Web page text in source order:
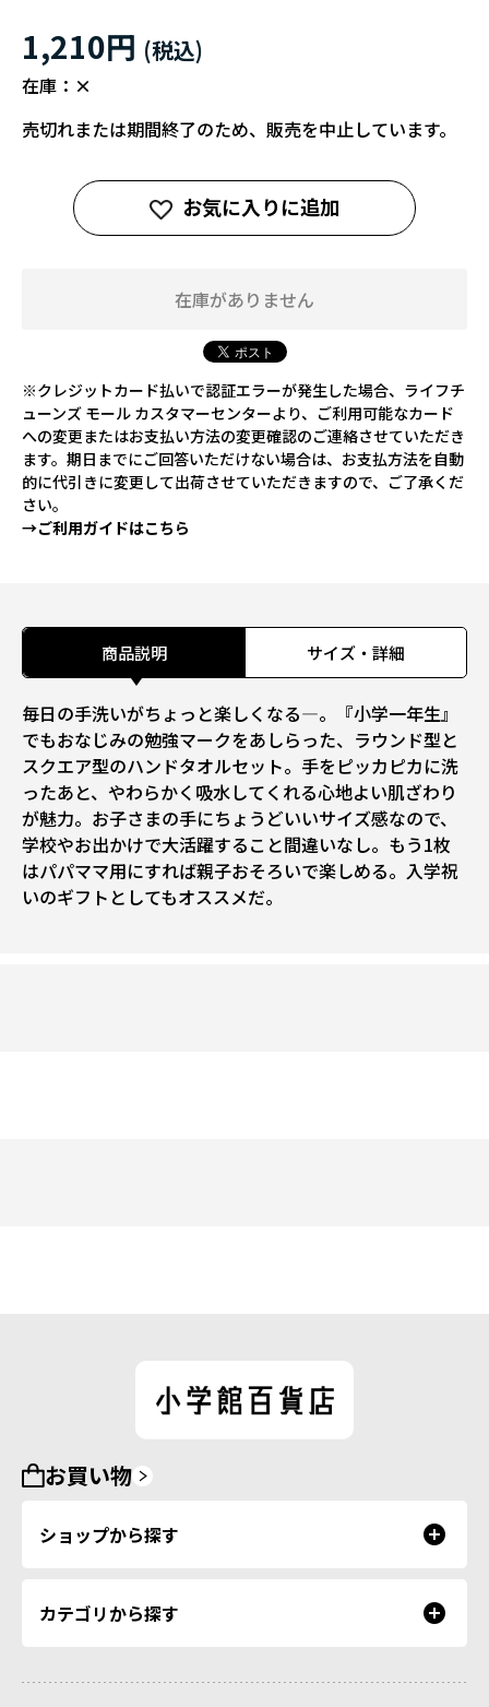
1,210円
在庫： ×
売切れまたは期間終了のため、販売を中止しています。
お気に入りに追加
在庫がありません
※クレジットカード払いで認証エラーが発生した場合、ライフチ
ューンズ モール カスタマーセンターより、ご利用可能なカード
への変更またはお支払い方法の変更確認のご連絡させていただき
ます。期日までにご回答いただけない場合は、お支払方法を自動
的に代引きに変更して出荷させていただきますので、ご了承くだ
さい。
→ご利用ガイドはこちら
商品説明 サイズ・詳細
毎日の手洗いがちょっと楽しくなる―。『小学一年生』
でもおなじみの勉強マークをあしらった、ラウンド型と
スクエア型のハンドタオルセット。手をピッカピカに洗
ったあと、やわらかく吸水してくれる心地よい肌ざわり
が魅力。お子さまの手にちょうどいいサイズ感なので、
学校やお出かけで大活躍すること間違いなし。もう1枚
はパパママ用にすれば親子おそろいで楽しめる。入学祝
いのギフトとしてもオススメだ。
お買い物
ショップから探す
カテゴリから探す